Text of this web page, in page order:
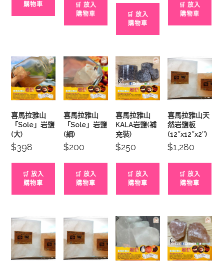
購物車
🛒 放入
購物車
🛒 放入
購物車
🛒 放入
購物車
喜馬拉雅山
「Sole」岩鹽
(大)
$398
🛒 放入
購物車
喜馬拉雅山
「Sole」岩鹽
(細)
$200
🛒 放入
購物車
喜馬拉雅山
KALA岩鹽(補
充裝)
$250
🛒 放入
購物車
喜馬拉雅山天
然岩鹽板
(12″x12″x2″)
$1,280
🛒 放入
購物車